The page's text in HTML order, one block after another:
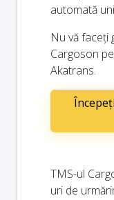
automată
Nu vă faceți
Cargoson
Akatrans.
TMS-ul
uri de